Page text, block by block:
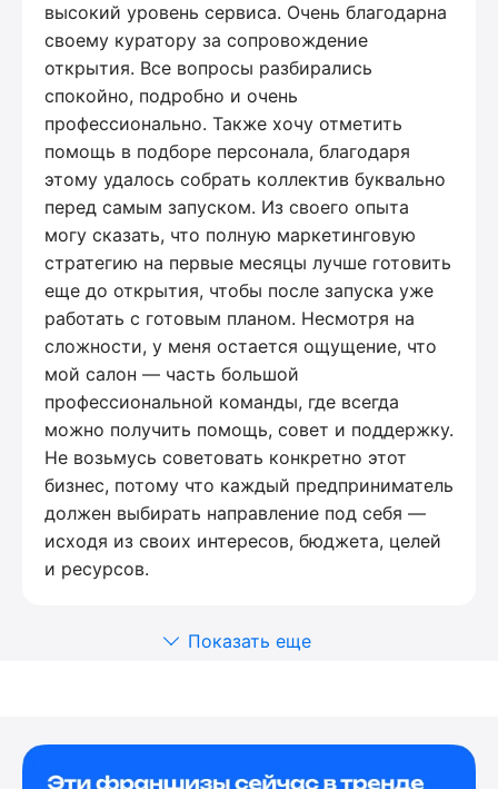
высокий уровень сервиса. Очень благодарна
своему куратору за сопровождение
открытия. Все вопросы разбирались
спокойно, подробно и очень
профессионально. Также хочу отметить
помощь в подборе персонала, благодаря
этому удалось собрать коллектив буквально
перед самым запуском. Из своего опыта
могу сказать, что полную маркетинговую
стратегию на первые месяцы лучше готовить
еще до открытия, чтобы после запуска уже
работать с готовым планом. Несмотря на
сложности, у меня остается ощущение, что
мой салон — часть большой
профессиональной команды, где всегда
можно получить помощь, совет и поддержку.
Не возьмусь советовать конкретно этот
бизнес, потому что каждый предприниматель
должен выбирать направление под себя —
исходя из своих интересов, бюджета, целей
и ресурсов.
Показать еще